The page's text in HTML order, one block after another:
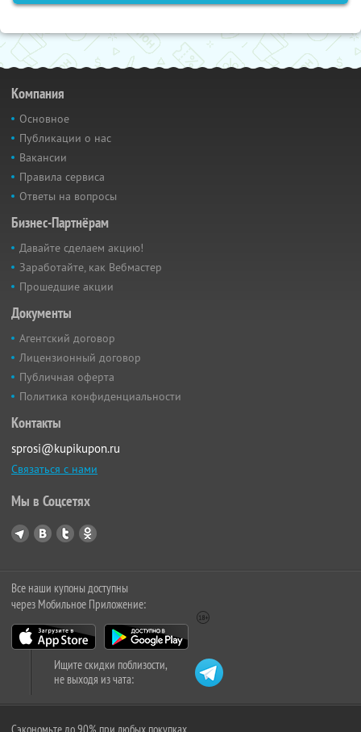
Компания
Основное
Публикации о нас
Вакансии
Правила сервиса
Ответы на вопросы
Бизнес-Партнёрам
Давайте сделаем акцию!
Заработайте, как Вебмастер
Прошедшие акции
Документы
Агентский договор
Лицензионный договор
Публичная оферта
Политика конфиденциальности
Контакты
sprosi@kupikupon.ru
Связаться с нами
Мы в Соцсетях
Все наши купоны доступны
через Мобильное Приложение:
Ищите скидки поблизости,
не выходя из чата: